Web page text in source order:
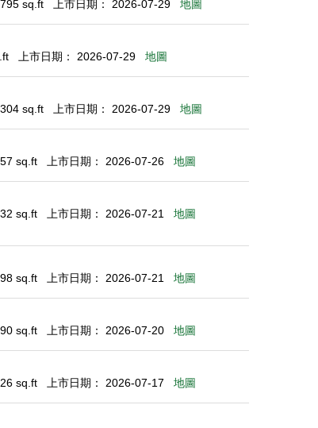
sq.ft 上市日期： 2026-07-29 地圖
上市日期： 2026-07-29 地圖
sq.ft 上市日期： 2026-07-29 地圖
sq.ft 上市日期： 2026-07-26 地圖
sq.ft 上市日期： 2026-07-21 地圖
sq.ft 上市日期： 2026-07-21 地圖
sq.ft 上市日期： 2026-07-20 地圖
sq.ft 上市日期： 2026-07-17 地圖